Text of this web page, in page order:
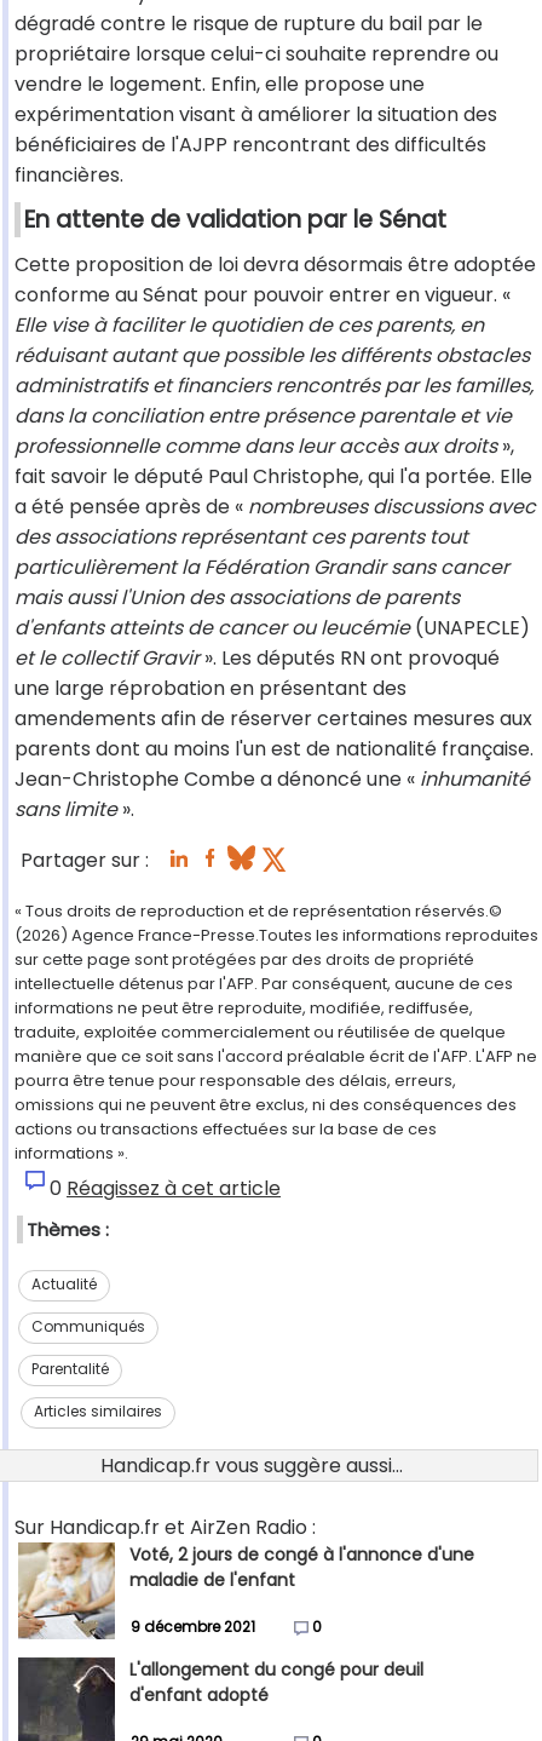
dégradé contre le risque de rupture du bail par le
propriétaire lorsque celui-ci souhaite reprendre ou
vendre le logement. Enfin, elle propose une
expérimentation visant à améliorer la situation des
bénéficiaires de l'AJPP rencontrant des difficultés
financières.
En attente de validation par le Sénat
Cette proposition de loi devra désormais être adoptée
conforme au Sénat pour pouvoir entrer en vigueur. «
Elle vise à faciliter le quotidien de ces parents, en
réduisant autant que possible les différents obstacles
administratifs et financiers rencontrés par les familles,
dans la conciliation entre présence parentale et vie
professionnelle comme dans leur accès aux droits»,
fait savoir le député Paul Christophe, qui l'a portée. Elle
a été pensée après de « nombreuses discussions avec
des associations représentant ces parents tout
particulièrement la Fédération Grandir sans cancer
mais aussi l'Union des associations de parents
d'enfants atteints de cancer ou leucémie(UNAPECLE)
et le collectif Gravir». Les députés RN ont provoqué
une large réprobation en présentant des
amendements afin de réserver certaines mesures aux
parents dont au moins l'un est de nationalité française.
Jean-Christophe Combe a dénoncé une « inhumanité
sans limite».
Partager sur :
« Tous droits de reproduction et de représentation réservés.©
(2026) Agence France-Presse.Toutes les informations reproduites
sur cette page sont protégées par des droits de propriété
intellectuelle détenus par l'AFP. Par conséquent, aucune de ces
informations ne peut être reproduite, modifiée, rediffusée,
traduite, exploitée commercialement ou réutilisée de quelque
manière que ce soit sans l'accord préalable écrit de l'AFP. L'AFP ne
pourra être tenue pour responsable des délais, erreurs,
omissions qui ne peuvent être exclus, ni des conséquences des
actions ou transactions effectuées sur la base de ces
informations ».
0 Réagissez à cet article
Thèmes :
Actualité
Communiqués
Parentalité
Articles similaires
Handicap.fr vous suggère aussi...
Sur Handicap.fr et AirZen Radio :
Voté, 2 jours de congé à l'annonce d'une
maladie de l'enfant
9 décembre 2021 0
L'allongement du congé pour deuil
d'enfant adopté